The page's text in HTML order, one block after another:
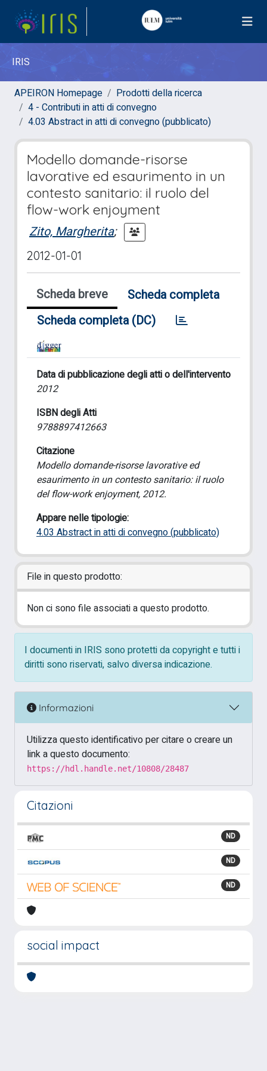
IRIS
APEIRON Homepage
Prodotti della ricerca
4 - Contributi in atti di convegno
4.03 Abstract in atti di convegno (pubblicato)
Modello domande-risorse
lavorative ed esaurimento in un
contesto sanitario: il ruolo del
flow-work enjoyment
Zito, Margherita;
2012-01-01
Scheda breve
Scheda completa
Scheda completa (DC)
Data di pubblicazione degli atti o dell'intervento
2012
ISBN degli Atti
9788897412663
Citazione
Modello domande-risorse lavorative ed
esaurimento in un contesto sanitario: il ruolo
del flow-work enjoyment, 2012.
Appare nelle tipologie:
4.03 Abstract in atti di convegno (pubblicato)
File in questo prodotto:
Non ci sono file associati a questo prodotto.
I documenti in IRIS sono protetti da copyright e tutti i
diritti sono riservati, salvo diversa indicazione.
Informazioni
Utilizza questo identificativo per citare o creare un
link a questo documento:
https://hdl.handle.net/10808/28487
Citazioni
ND
ND
ND
social impact